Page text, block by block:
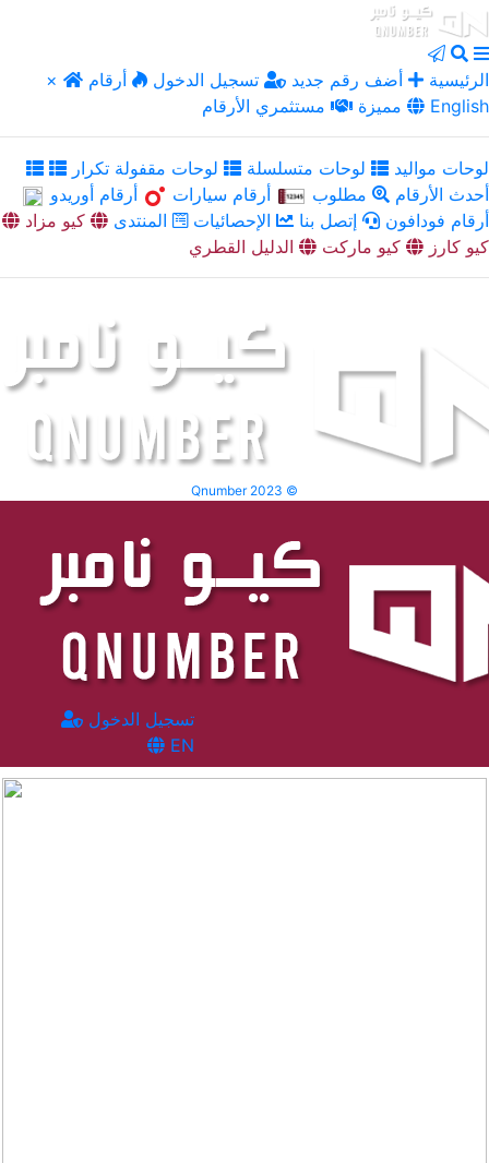
× الرئيسية أضف رقم جديد تسجيل الدخول
أرقام
مميزة
مستثمري الأرقام English
لوحات مواليد لوحات متسلسلة
لوحات مقفولة تكرار
أحدث الأرقام
مطلوب أرقام سيارات
أرقام أوريدو
أرقام فودافون
إتصل بنا الإحصائيات المنتدى
كيو مزاد
كيو كارز
كيو ماركت الدليل القطري
Qnumber 2023 ©
تسجيل الدخول
EN